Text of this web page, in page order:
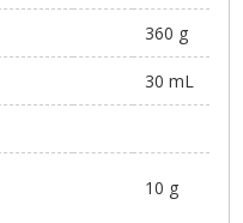
360 g
30 mL
10 g